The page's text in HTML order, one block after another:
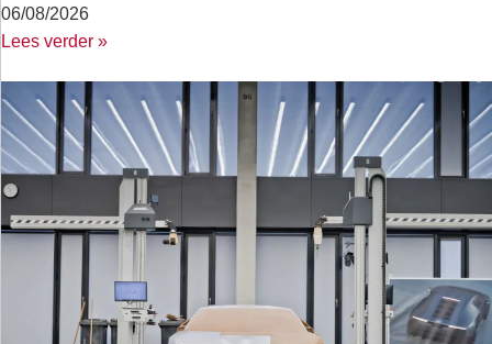
06/08/2026
Lees verder »